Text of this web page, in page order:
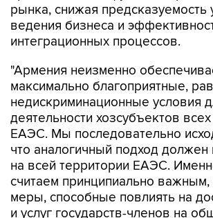
рынка, снижая предсказуемость
ведения бизнеса и
интеграционных процессов.
"Армения неизменно
максимально благоприятные,
недискриминационные условия
деятельности хозсубъектов
ЕАЭС. Мы последовательно
что аналогичный подход должен
на всей территории ЕАЭС.
считаем принципиально
меры, способные повлиять на
и услуг государств-членов на